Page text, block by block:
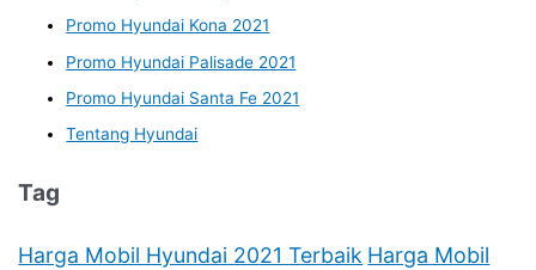
Promo Hyundai Kona 2021
Promo Hyundai Palisade 2021
Promo Hyundai Santa Fe 2021
Tentang Hyundai
Tag
Harga Mobil Hyundai 2021 Terbaik Harga Mobil